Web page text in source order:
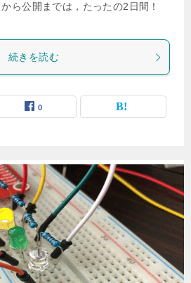
ら公開までは，たったの2日間！
続きを読む
0